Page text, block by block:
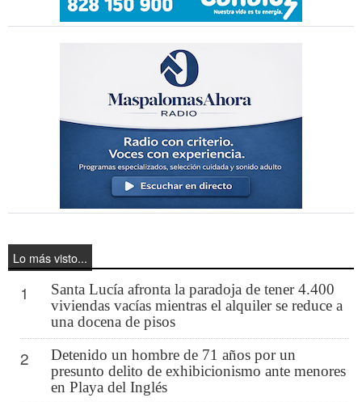
Lo más visto...
1
Santa Lucía afronta la paradoja de tener 4.400
viviendas vacías mientras el alquiler se reduce a
una docena de pisos
2
Detenido un hombre de 71 años por un
presunto delito de exhibicionismo ante menores
en Playa del Inglés